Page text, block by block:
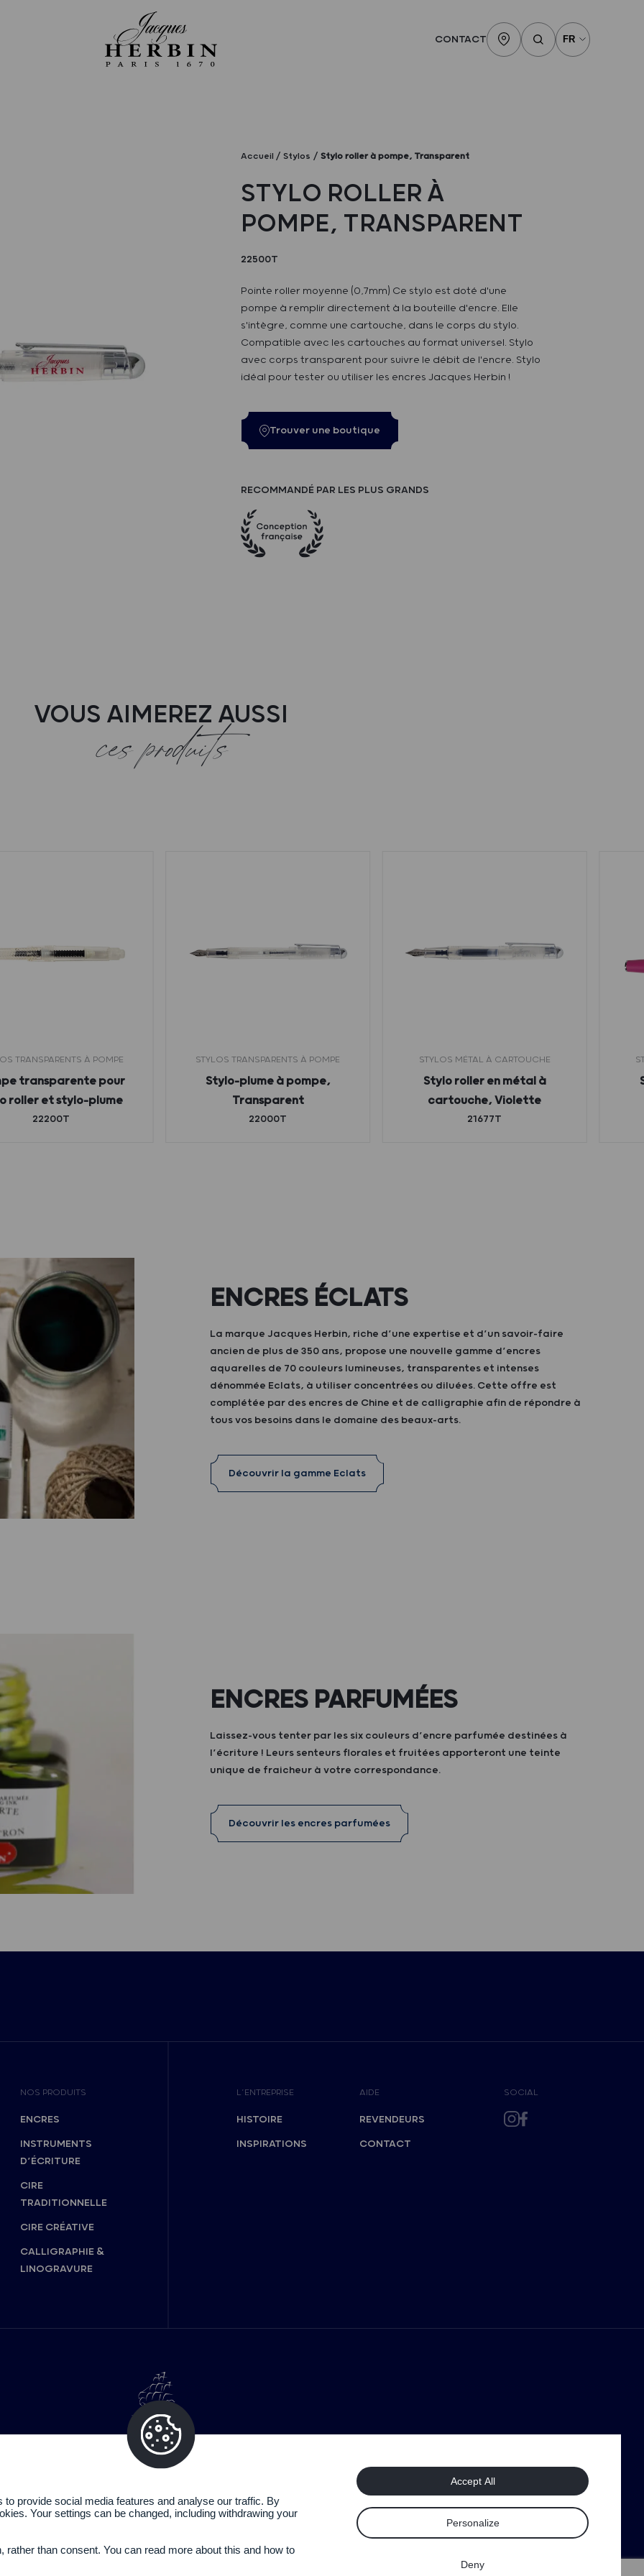
CONTACT
Accueil Stylos Stylo roller à pompe, Transparent
STYLO ROLLER À
POMPE, TRANSPARENT
22500T
Pointe roller moyenne (0,7mm) Ce stylo est doté d'une
pompe à remplir directement à la bouteille d'encre. Elle
s'intègre, comme une cartouche, dans le corps du stylo.
Compatible avec les cartouches au format universel. Stylo
avec corps transparent pour suivre le débit de l'encre. Stylo
idéal pour tester ou utiliser les encres Jacques Herbin !
Trouver une boutique
RECOMMANDÉ PAR LES PLUS GRANDS
VOUS AIMEREZ AUSSI
ces produits
TRANSPARENTS À POMPE
transparente pour
roller et stylo-plume
22200T
STYLOS TRANSPARENTS À POMPE
Stylo-plume à pompe,
Transparent
22000T
STYLOS MÉTAL À CARTOUCHE
Stylo roller en métal à
cartouche, Violette
21677T
ENCRES ÉCLATS
La marque Jacques Herbin, riche d’une expertise et d’un savoir-faire
ancien de plus de 350 ans, propose une nouvelle gamme d’encres
aquarelles de 70 couleurs lumineuses, transparentes et intenses
dénommée Eclats, à utiliser concentrées ou diluées. Cette offre est
complétée par des encres de Chine et de calligraphie afin de répondre à
tous vos besoins dans le domaine des beaux-arts.
Découvrir la gamme Eclats
ENCRES PARFUMÉES
Laissez-vous tenter par les six couleurs d’encre parfumée destinées à
l’écriture ! Leurs senteurs florales et fruitées apporteront une teinte
unique de fraicheur à votre correspondance.
Découvrir les encres parfumées
NOS PRODUITS
ENCRES
INSTRUMENTS
D’ÉCRITURE
CIRE
TRADITIONNELLE
CIRE CRÉATIVE
CALLIGRAPHIE &
LINOGRAVURE
L’ENTREPRISE
HISTOIRE
INSPIRATIONS
AIDE
REVENDEURS
CONTACT
SOCIAL
Politique de confidentialitéMentions légales
provide social media features and analyse our traffic. By
Your settings can be changed, including withdrawing your
than consent. You can read more about this and how to
Deny
Personalize
Accept All